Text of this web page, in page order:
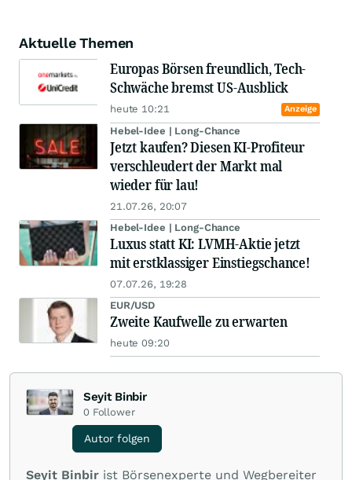
Aktuelle Themen
Europas Börsen freundlich, Tech-
Schwäche bremst US-Ausblick
heute 10:21 Anzeige
Hebel-Idee | Long-Chance
Jetzt kaufen? Diesen KI-Profiteur
verschleudert der Markt mal
wieder für lau!
21.07.26, 20:07
Hebel-Idee | Long-Chance
Luxus statt KI: LVMH-Aktie jetzt
mit erstklassiger Einstiegschance!
07.07.26, 19:28
EUR/USD
Zweite Kaufwelle zu erwarten
heute 09:20
Seyit Binbir
0 Follower
Autor folgen
Seyit Binbir ist Börsenexperte und Wegbereiter